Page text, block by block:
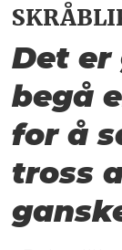
Det er
begå
for å
tross